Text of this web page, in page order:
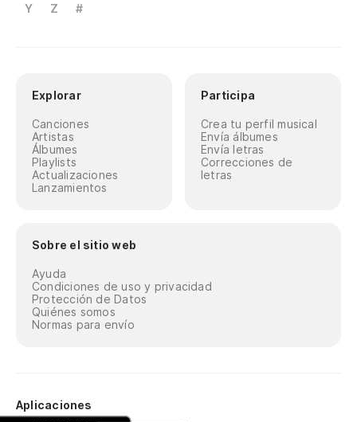
Y
Z #
Explorar
Canciones
Artistas
Álbumes
Playlists
Actualizaciones
Lanzamientos
Participa
Crea tu perfil musical
Envía álbumes
Envía letras
Correcciones de
letras
Sobre el sitio web
Ayuda
Condiciones de uso y privacidad
Protección de Datos
Quiénes somos
Normas para envío
Aplicaciones